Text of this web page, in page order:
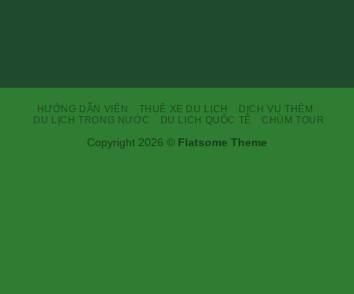
HƯỚNG DẪN VIÊN THUÊ XE DU LỊCH
DỊCH VỤ THÊM
DU LỊCH TRONG NƯỚC
DU LỊCH QUỐC TẾ CHÙM TOUR
Copyright 2026 © Flatsome Theme